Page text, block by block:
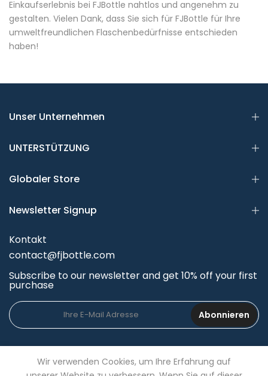
Einkaufserlebnis bei FJBottle nahtlos und angenehm zu
gestalten. Vielen Dank, dass Sie sich für FJBottle für Ihre
umweltfreundlichen Flaschenbedürfnisse entschieden
haben!
Unser Unternehmen
UNTERSTÜTZUNG
Globaler Store
Newsletter Signup
Kontakt
contact@fjbottle.com
Subscribe to our newsletter and get 10% off your first
purchase
Abonnieren
Wir verwenden Cookies, um Ihre Erfahrung auf